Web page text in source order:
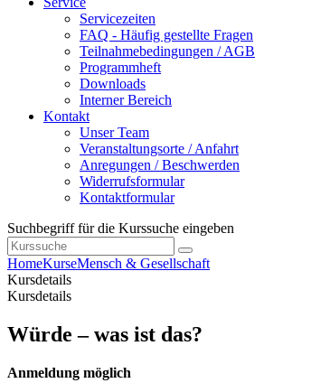
Servicezeiten
FAQ - Häufig gestellte Fragen
Teilnahmebedingungen / AGB
Programmheft
Downloads
Interner Bereich
Kontakt
Unser Team
Veranstaltungsorte / Anfahrt
Anregungen / Beschwerden
Widerrufsformular
Kontaktformular
Suchbegriff für die Kurssuche eingeben
HomeKurseMensch & Gesellschaft
Kursdetails
Kursdetails
Würde – was ist das?
Anmeldung möglich